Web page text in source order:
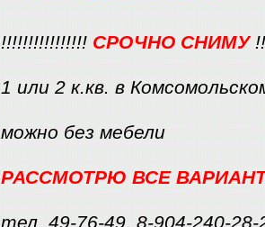
!!!!!!!!!!!!!!!! СРОЧНО СНИМУ
1 или 2 к.кв. в
можно без мебели
РАССМОТРЮ ВСЕ